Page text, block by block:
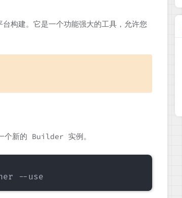
构建。它是一个功能强大的工具，允许您
个新的 Builder 实例。